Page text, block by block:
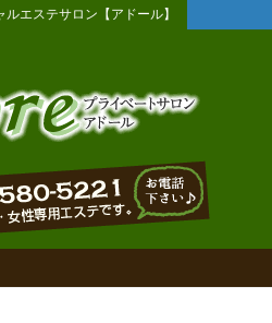
エステサロン【アドール】